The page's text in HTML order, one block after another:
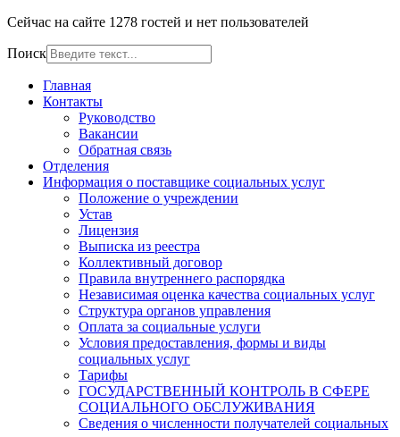
Сейчас на сайте 1278 гостей и нет пользователей
Поиск
Главная
Контакты
Руководство
Вакансии
Обратная связь
Отделения
Информация о поставщике социальных услуг
Положение о учреждении
Устав
Лицензия
Выписка из реестра
Коллективный договор
Правила внутреннего распорядка
Независимая оценка качества социальных услуг
Структура органов управления
Оплата за социальные услуги
Условия предоставления, формы и виды
социальных услуг
Тарифы
ГОСУДАРСТВЕННЫЙ КОНТРОЛЬ В СФЕРЕ
СОЦИАЛЬНОГО ОБСЛУЖИВАНИЯ
Сведения о численности получателей социальных